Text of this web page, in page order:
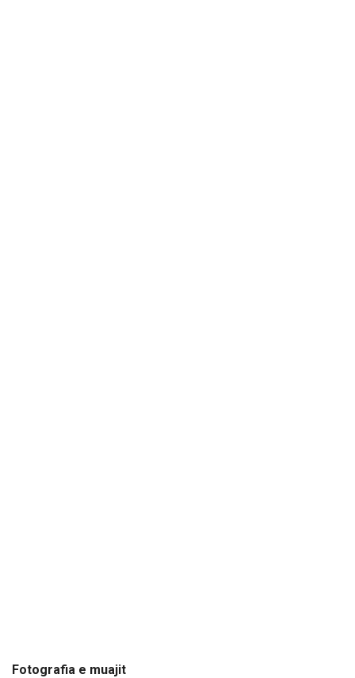
Fotografia e muajit